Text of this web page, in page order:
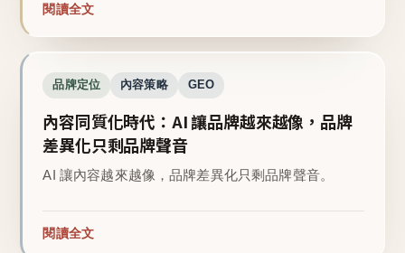
閱讀全文
品牌定位 內容策略 GEO
內容同質化時代：AI 讓品牌越來越像，品牌
差異化只剩品牌聲音
AI 讓內容越來越像，品牌差異化只剩品牌聲音。
閱讀全文